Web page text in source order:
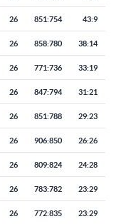
26 851:754 43:9
26 858:780 38:14
26 771:736 33:19
26 847:794 31:21
26 851:788 29:23
26 906:850 26:26
26 809:824 24:28
26 783:782 23:29
26 772:835 23:29